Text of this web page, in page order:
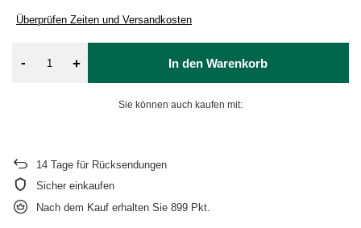
Überprüfen Zeiten und Versandkosten
- + In den Warenkorb
Sie können auch kaufen mit:
14 Tage für Rücksendungen
Sicher einkaufen
Nach dem Kauf erhalten Sie 899 Pkt.